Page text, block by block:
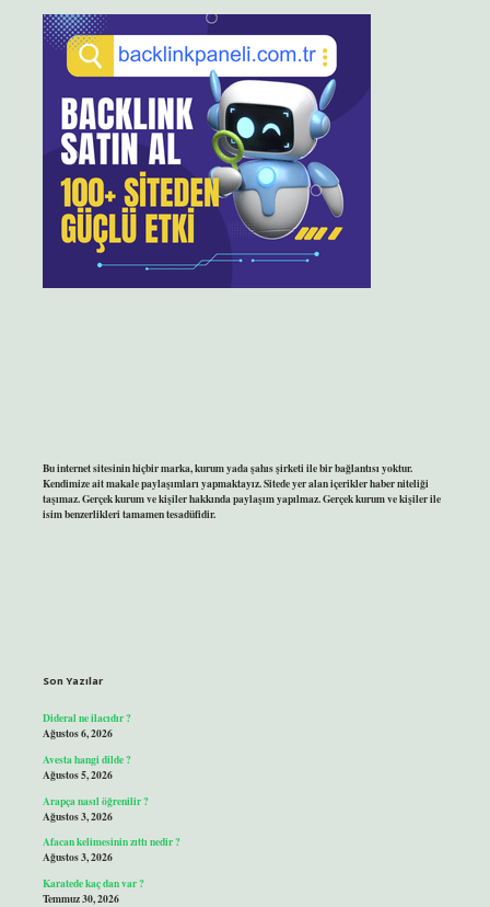
Bu internet sitesinin hiçbir marka, kurum yada şahıs şirketi ile bir bağlantısı yoktur.
Kendimize ait makale paylaşımları yapmaktayız. Sitede yer alan içerikler haber niteliği
taşımaz. Gerçek kurum ve kişiler hakkında paylaşım yapılmaz. Gerçek kurum ve kişiler ile
isim benzerlikleri tamamen tesadüfidir.
Son Yazılar
Dideral ne ilacıdır ?
Ağustos 6, 2026
Avesta hangi dilde ?
Ağustos 5, 2026
Arapça nasıl öğrenilir ?
Ağustos 3, 2026
Afacan kelimesinin zıttı nedir ?
Ağustos 3, 2026
Karatede kaç dan var ?
Temmuz 30, 2026